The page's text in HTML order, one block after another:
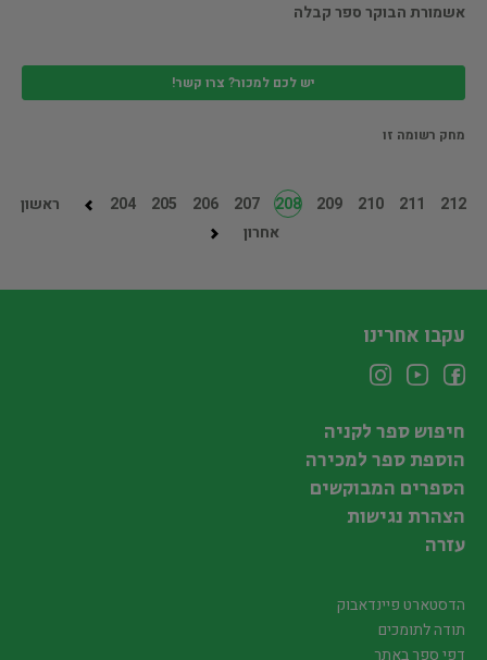
אשמורת הבוקר ספר קבלה
יש לכם למכור? צרו קשר!
מחק רשומה זו
ראשון 204 205 206 207 208 209 210 211
212
אחרון
עקבו אחרינו
חיפוש ספר לקניה
הוספת ספר למכירה
הספרים המבוקשים
הצהרת נגישות
עזרה
הדסטארט פיינדאבוק
תודה לתומכים
דפי ספר באתר